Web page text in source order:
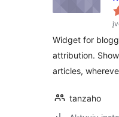
Widget for
attribution.
articles,
tanzaho